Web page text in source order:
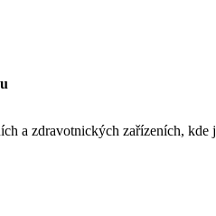
a zdravotnických zařízeních,